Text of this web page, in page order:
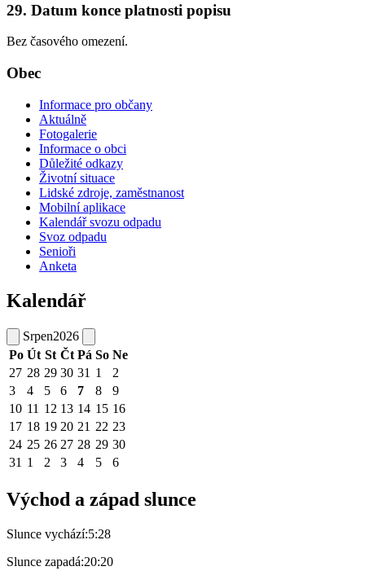
29. Datum konce platnosti popisu
Bez časového omezení.
Obec
Informace pro občany
Aktuálně
Fotogalerie
Informace o obci
Důležité odkazy
Životní situace
Lidské zdroje, zaměstnanost
Mobilní aplikace
Kalendář svozu odpadu
Svoz odpadu
Senioři
Anketa
Kalendář
Srpen2026
Po Út St Čt Pá So Ne
27 28 29 30 31 1
2
3
4 5 6 7 8
9
10 11 12 13 14 15 16
17 18 19 20 21 22 23
24 25 26 27 28 29 30
31 1 2 3 4 5 6
Východ a západ slunce
Slunce vychází:5:28
Slunce zapadá:20:20